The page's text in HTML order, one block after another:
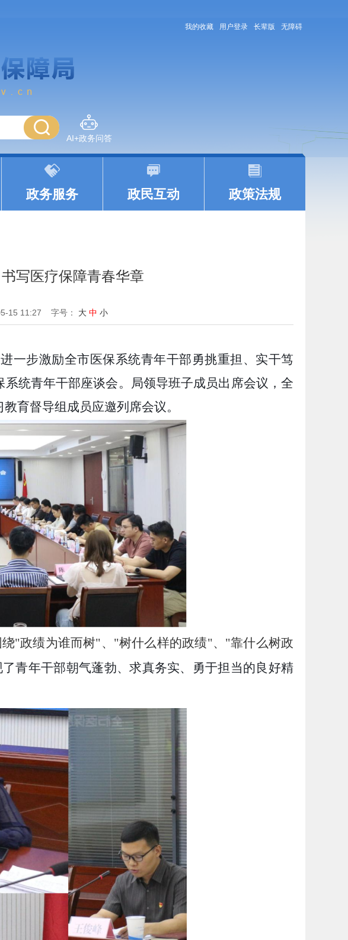
我的收藏 用户登录 长辈版 无障碍
AI+政务问答
政务服务 政民互动 政策法规
写医疗保障青春华章
15 11:27 字号： 大 中 小
一步激励全市医保系统青年干部勇挑重担、实干笃
统青年干部座谈会。局领导班子成员出席会议，全
育督导组成员应邀列席会议。
"政绩为谁而树"、"树什么样的政绩"、"靠什么树政
了青年干部朝气蓬勃、求真务实、勇于担当的良好精